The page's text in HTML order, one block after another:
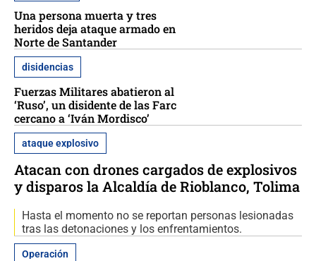
Una persona muerta y tres
heridos deja ataque armado en
Norte de Santander
disidencias
Fuerzas Militares abatieron al
‘Ruso’, un disidente de las Farc
cercano a ‘Iván Mordisco’
ataque explosivo
Atacan con drones cargados de explosivos
y disparos la Alcaldía de Rioblanco, Tolima
Hasta el momento no se reportan personas lesionadas
tras las detonaciones y los enfrentamientos.
Operación